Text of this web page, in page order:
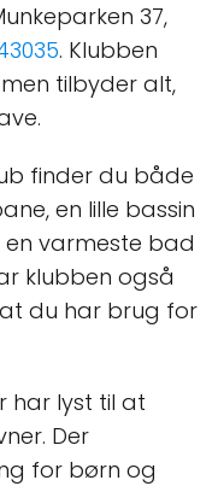
37,
. Klubben
tilbyder alt,
finder du både
en lille bassin
varmeste bad
klubben også
at du har brug for
har lyst til at
Der
for børn og